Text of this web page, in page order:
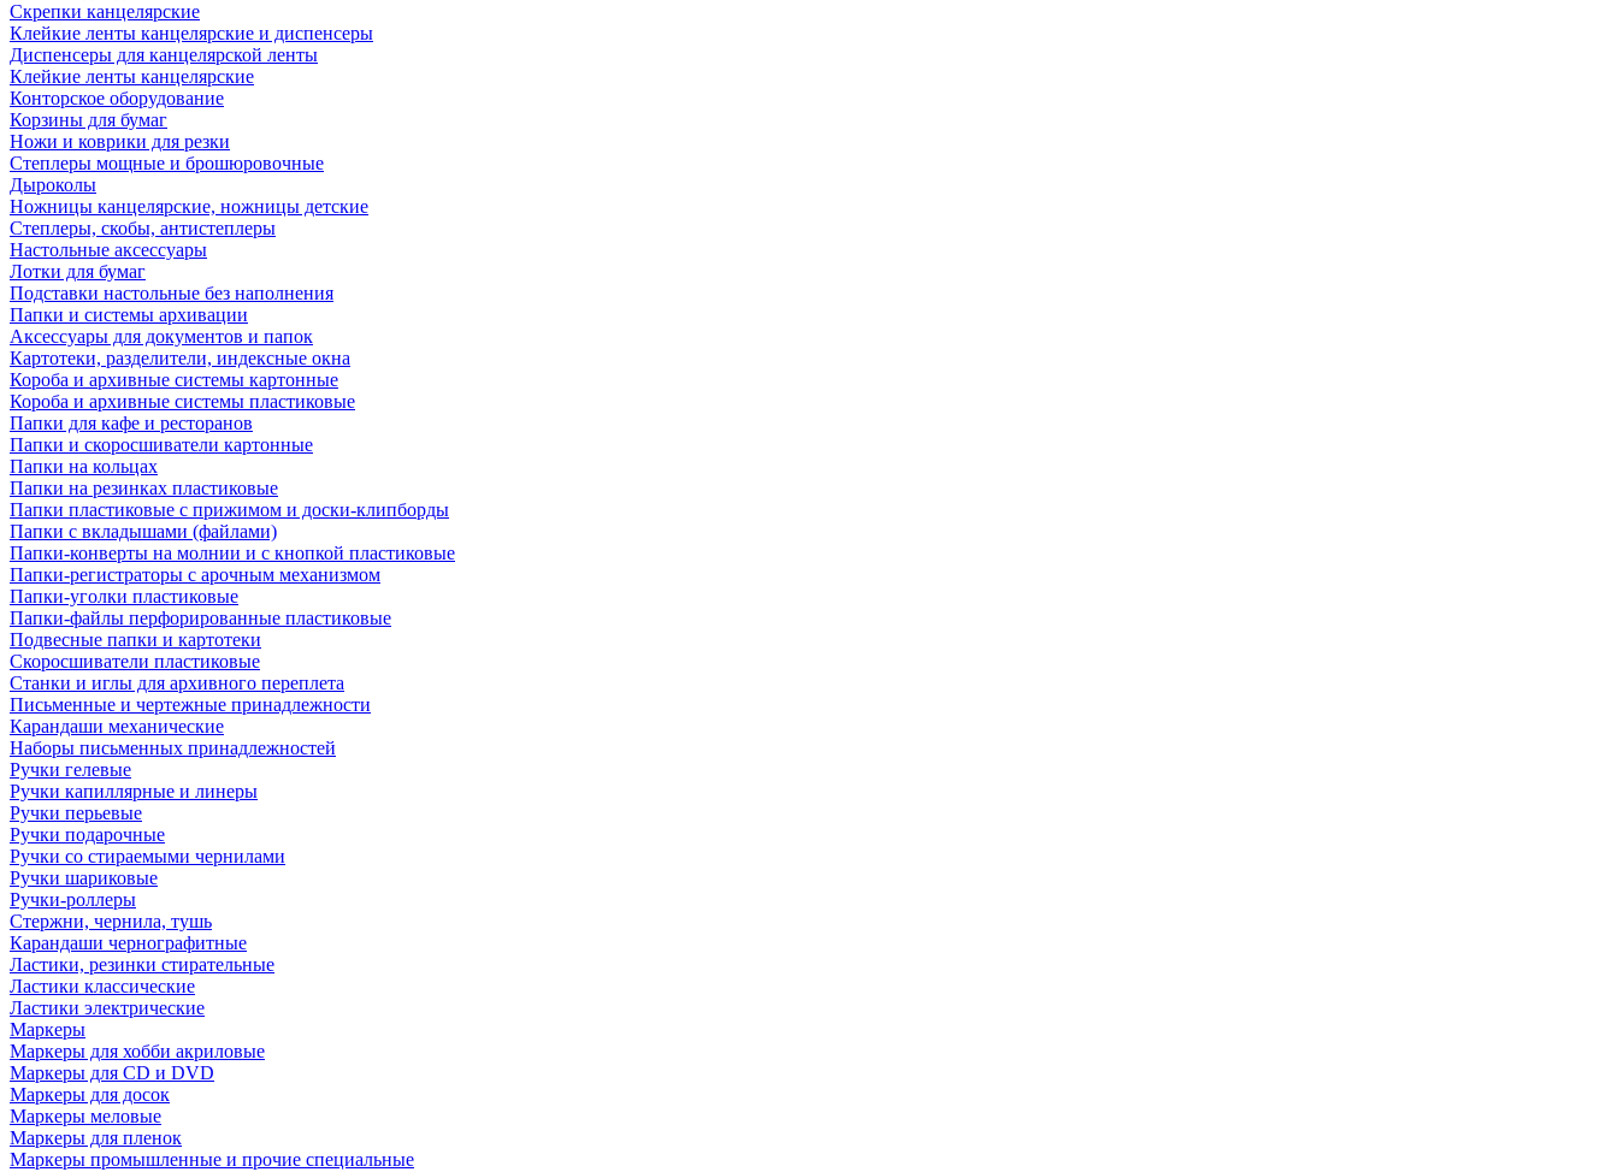
Скрепки канцелярские
Клейкие ленты канцелярские и диспенсеры
Диспенсеры для канцелярской ленты
Клейкие ленты канцелярские
Конторское оборудование
Корзины для бумаг
Ножи и коврики для резки
Степлеры мощные и брошюровочные
Дыроколы
Ножницы канцелярские, ножницы детские
Степлеры, скобы, антистеплеры
Настольные аксессуары
Лотки для бумаг
Подставки настольные без наполнения
Папки и системы архивации
Аксессуары для документов и папок
Картотеки, разделители, индексные окна
Короба и архивные системы картонные
Короба и архивные системы пластиковые
Папки для кафе и ресторанов
Папки и скоросшиватели картонные
Папки на кольцах
Папки на резинках пластиковые
Папки пластиковые с прижимом и доски-клипборды
Папки с вкладышами (файлами)
Папки-конверты на молнии и с кнопкой пластиковые
Папки-регистраторы с арочным механизмом
Папки-уголки пластиковые
Папки-файлы перфорированные пластиковые
Подвесные папки и картотеки
Скоросшиватели пластиковые
Станки и иглы для архивного переплета
Письменные и чертежные принадлежности
Карандаши механические
Наборы письменных принадлежностей
Ручки гелевые
Ручки капиллярные и линеры
Ручки перьевые
Ручки подарочные
Ручки со стираемыми чернилами
Ручки шариковые
Ручки-роллеры
Стержни, чернила, тушь
Карандаши чернографитные
Ластики, резинки стирательные
Ластики классические
Ластики электрические
Маркеры
Маркеры для хобби акриловые
Маркеры для CD и DVD
Маркеры для досок
Маркеры меловые
Маркеры для пленок
Маркеры промышленные и прочие специальные